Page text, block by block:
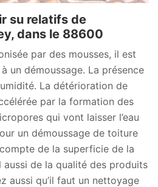
su relatifs de
dans le 88600
par des mousses, il est
un démoussage. La présence
La détérioration de
par la formation des
qui vont laisser l’eau
un démoussage de toiture
de la superficie de la
de la qualité des produits
aussi qu’il faut un nettoyage